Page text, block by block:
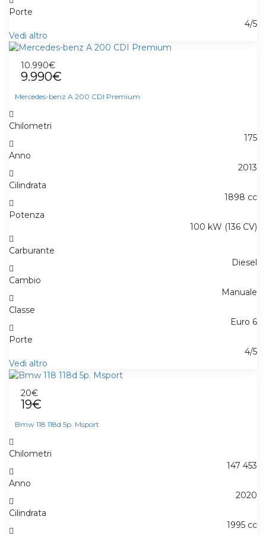
Porte
4/5
Vedi altro
10.990€
9.990€
Mercedes-benz A 200 CDI Premium
Chilometri
175
Anno
2013
Cilindrata
1898 cc
Potenza
100 kW (136 CV)
Carburante
Diesel
Cambio
Manuale
Classe
Euro 6
Porte
4/5
Vedi altro
20€
19€
Bmw 118 118d 5p. Msport
Chilometri
147 453
Anno
2020
Cilindrata
1995 cc